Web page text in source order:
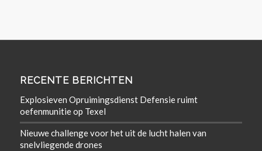
RECENTE BERICHTEN
Explosieven Opruimingsdienst Defensie ruimt
oefenmunitie op Texel
Nieuwe challenge voor het uit de lucht halen van
snelvliegende drones